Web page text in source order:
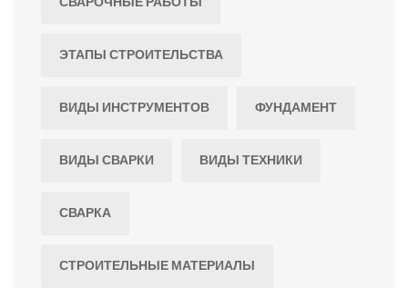
ЭТАПЫ СТРОИТЕЛЬСТВА
ВИДЫ ИНСТРУМЕНТОВ ФУНДАМЕНТ
ВИДЫ СВАРКИ ВИДЫ ТЕХНИКИ
СВАРКА
СТРОИТЕЛЬНЫЕ МАТЕРИАЛЫ